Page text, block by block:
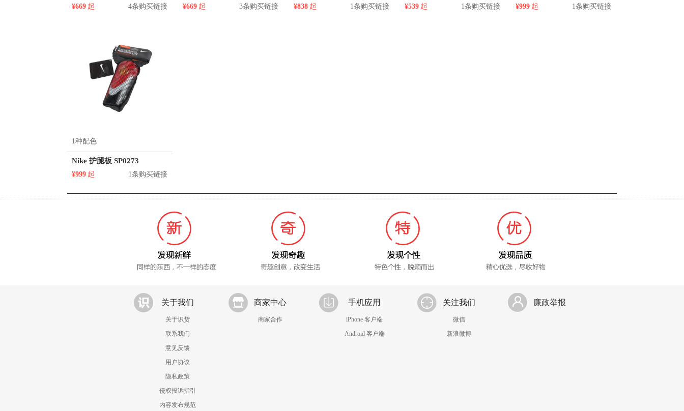
¥669 起 4条购买链接 ¥669 起 3条购买链接 ¥838 起 1条购买链接 ¥539 起 1条购买链接 ¥999 起 1条购买链接
1种配色
Nike 护腿板 SP0273
¥999 起 1条购买链接
关于我们
关于识货
联系我们
意见反馈
用户协议
隐私政策
侵权投诉指引
内容发布规范
商家中心
商家合作
手机应用
iPhone 客户端
Android 客户端
关注我们
微信
新浪微博
廉政举报